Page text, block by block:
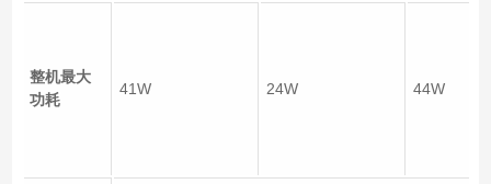
整机最大
功耗
41W 24W 44W